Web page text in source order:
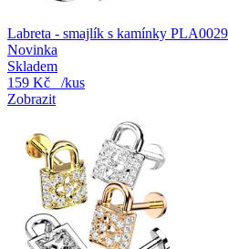
Labreta - smajlík s kamínky
Novinka
Skladem
159 Kč
/kus
Zobrazit